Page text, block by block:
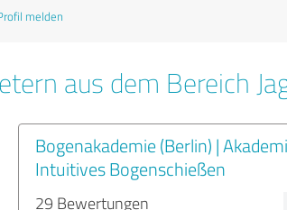
melden
aus dem Bereich
Bogenakademie (Berlin) |
Intuitives Bogenschießen
29 Bewertungen